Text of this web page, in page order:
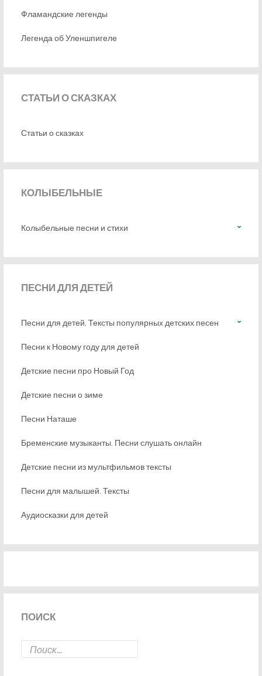
Фламандские легенды
Легенда об Уленшпигеле
СТАТЬИО СКАЗКАХ
Статьи о сказках
КОЛЫБЕЛЬНЫЕ
Колыбельные песни и стихи
ПЕСНИДЛЯ ДЕТЕЙ
Песни для детей. Тексты популярных детских песен
Песни к Новому году для детей
Детские песни про Новый Год
Детские песни о зиме
Песни Наташе
Бременские музыканты. Песни слушать онлайн
Детские песни из мультфильмов тексты
Песни для малышей. Тексты
Аудиосказки для детей
ПОИСК